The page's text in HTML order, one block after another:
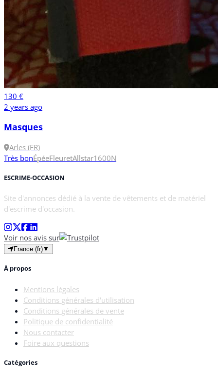
130 €
2 years ago
Masques
Arles (FR)
Très bonÉpéeFleuretAllstar1600N
ESCRIME-OCCASION
Site d'annonces dédié à la vente de vêtements et de matériel
d'escrime d'occasion.
Voir nos avis sur
France (fr)▼
À propos
Mentions légales
Conditions générales d'utilisation
Conditions générales de vente
Politique de confidentialité
Nous contacter
Foire aux questions
Catégories